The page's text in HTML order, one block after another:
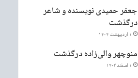
جعفر حمیدی نویسنده و شاعر
درگذشت
۱ اردیبهشت ۱۴۰۴
منوچهر والی‌زاده درگذشت
۱ اسفند ۱۴۰۳